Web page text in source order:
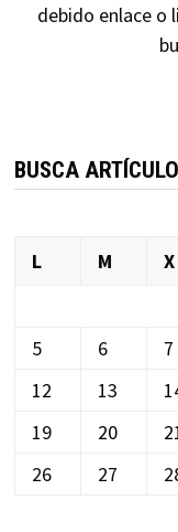
debido enlace o
BUSCA
L
M X
5
6 7
12
13
19
20
26
27